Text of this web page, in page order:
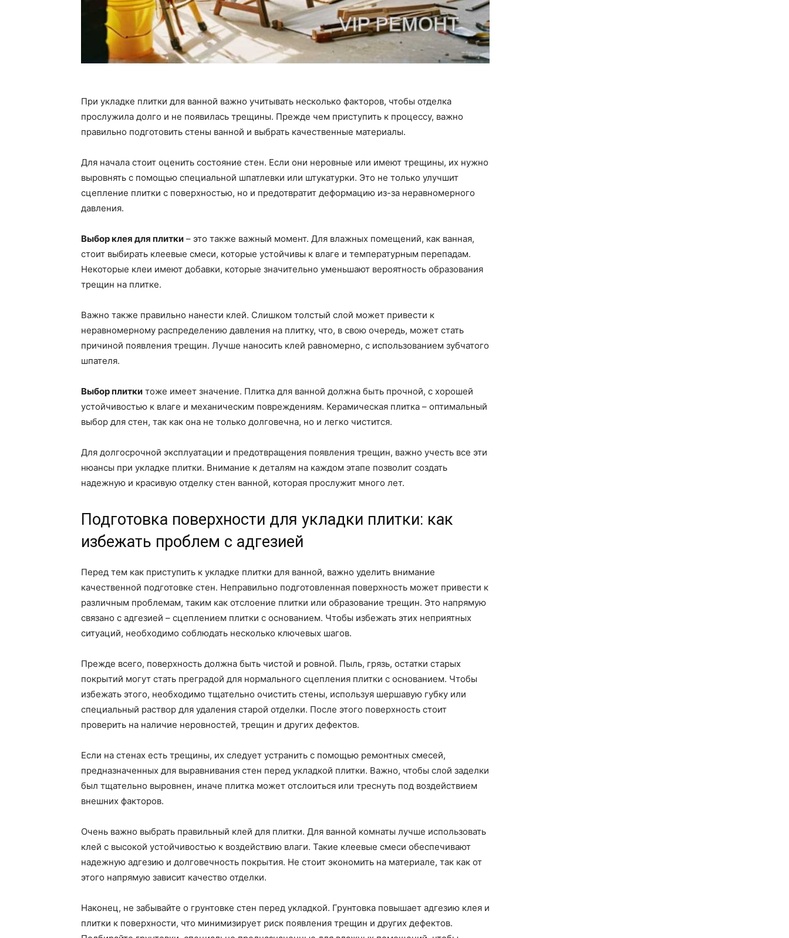
При укладке плитки для ванной важно учитывать несколько факторов, чтобы отделка
прослужила долго и не появилась трещины. Прежде чем приступить к процессу, важно
правильно подготовить стены ванной и выбрать качественные материалы.
Для начала стоит оценить состояние стен. Если они неровные или имеют трещины, их нужно
выровнять с помощью специальной шпатлевки или штукатурки. Это не только улучшит
сцепление плитки с поверхностью, но и предотвратит деформацию из-за неравномерного
давления.
Выбор клея для плитки – это также важный момент. Для влажных помещений, как ванная,
стоит выбирать клеевые смеси, которые устойчивы к влаге и температурным перепадам.
Некоторые клеи имеют добавки, которые значительно уменьшают вероятность образования
трещин на плитке.
Важно также правильно нанести клей. Слишком толстый слой может привести к
неравномерному распределению давления на плитку, что, в свою очередь, может стать
причиной появления трещин. Лучше наносить клей равномерно, с использованием зубчатого
шпателя.
Выбор плитки тоже имеет значение. Плитка для ванной должна быть прочной, с хорошей
устойчивостью к влаге и механическим повреждениям. Керамическая плитка – оптимальный
выбор для стен, так как она не только долговечна, но и легко чистится.
Для долгосрочной эксплуатации и предотвращения появления трещин, важно учесть все эти
нюансы при укладке плитки. Внимание к деталям на каждом этапе позволит создать
надежную и красивую отделку стен ванной, которая прослужит много лет.
Подготовка поверхности для укладки плитки: как
избежать проблем с адгезией
Перед тем как приступить к укладке плитки для ванной, важно уделить внимание
качественной подготовке стен. Неправильно подготовленная поверхность может привести к
различным проблемам, таким как отслоение плитки или образование трещин. Это напрямую
связано с адгезией – сцеплением плитки с основанием. Чтобы избежать этих неприятных
ситуаций, необходимо соблюдать несколько ключевых шагов.
Прежде всего, поверхность должна быть чистой и ровной. Пыль, грязь, остатки старых
покрытий могут стать преградой для нормального сцепления плитки с основанием. Чтобы
избежать этого, необходимо тщательно очистить стены, используя шершавую губку или
специальный раствор для удаления старой отделки. После этого поверхность стоит
проверить на наличие неровностей, трещин и других дефектов.
Если на стенах есть трещины, их следует устранить с помощью ремонтных смесей,
предназначенных для выравнивания стен перед укладкой плитки. Важно, чтобы слой заделки
был тщательно выровнен, иначе плитка может отслоиться или треснуть под воздействием
внешних факторов.
Очень важно выбрать правильный клей для плитки. Для ванной комнаты лучше использовать
клей с высокой устойчивостью к воздействию влаги. Такие клеевые смеси обеспечивают
надежную адгезию и долговечность покрытия. Не стоит экономить на материале, так как от
этого напрямую зависит качество отделки.
Наконец, не забывайте о грунтовке стен перед укладкой. Грунтовка повышает адгезию клея и
плитки к поверхности, что минимизирует риск появления трещин и других дефектов.